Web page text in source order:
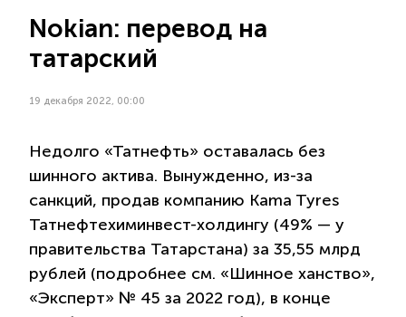
Nokian: перевод на
татарский
19 декабря 2022, 00:00
Недолго «Татнефть» оставалась без
шинного актива. Вынужденно, из-за
санкций, продав компанию Kama Tyres
Татнефтехиминвест-холдингу (49% — у
правительства Татарстана) за 35,55 млрд
рублей (подробнее см. «Шинное ханство»,
«Эксперт» № 45 за 2022 год), в конце